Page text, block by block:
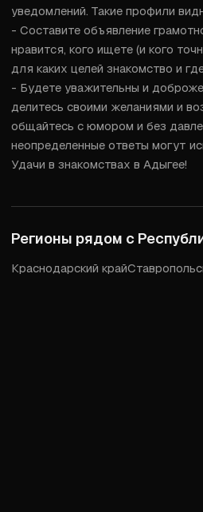
уведомлений. Такие профили
- Составите объявление
нравится, кого ищете (и кого
для каких целей знакомство и
- Будете уважительны и
делитесь своими желаниями и
общайтесь с юмором и без
неопределенные ответы могут
Удачи в знакомствах в Адыгее!
Регионы рядом с
Краснодарский край